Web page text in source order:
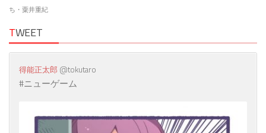
ち・粟井重紀
TWEET
@tokutaro
#ニューゲーム